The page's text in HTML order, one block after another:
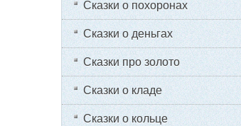
Сказки о похоронах
Сказки о деньгах
Сказки про золото
Сказки о кладе
Сказки о кольце